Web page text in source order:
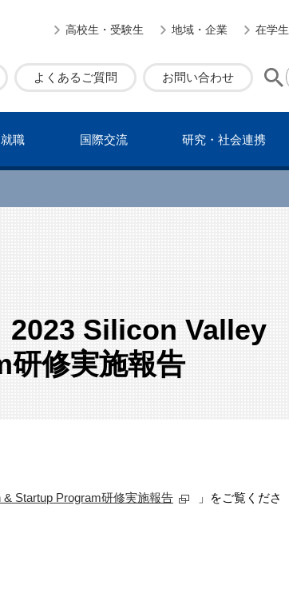
高校生・受験生 地域・企業 在学生
よくあるご質問 お問い合わせ
職 国際交流 研究・社会連携
2023 Silicon Valley
修実施報告
Startup Program研修実施報告
」をご覧くださ